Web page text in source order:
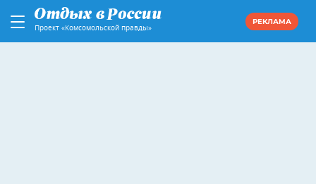
Проект «Комсомольской правды»
РЕКЛАМА